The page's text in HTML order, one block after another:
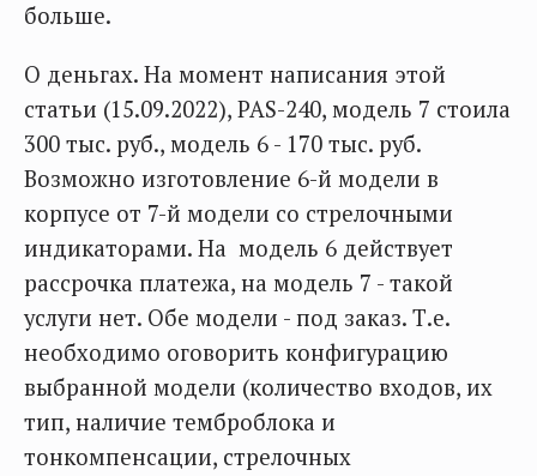
больше.
О деньгах. На момент написания этой
статьи (15.09.2022), PAS-240, модель 7 стоила
300 тыс. руб., модель 6 - 170 тыс. руб.
Возможно изготовление 6-й модели в
корпусе от 7-й модели со стрелочными
индикаторами. На модель 6 действует
рассрочка платежа, на модель 7 - такой
услуги нет. Обе модели - под заказ. Т.е.
необходимо оговорить конфигурацию
выбранной модели (количество входов, их
тип, наличие темброблока и
тонкомпенсации, стрелочных